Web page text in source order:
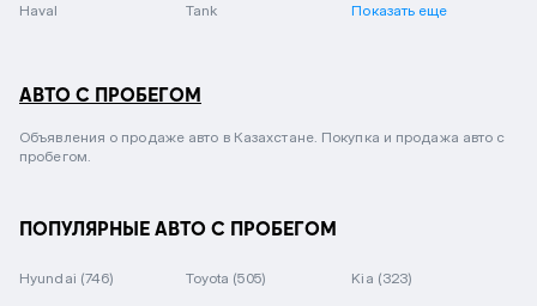
Haval Tank Показать еще
АВТО С ПРОБЕГОМ
Объявления о продаже авто в Казахстане. Покупка и продажа авто с
пробегом.
ПОПУЛЯРНЫЕ АВТО С ПРОБЕГОМ
Hyundai (746) Toyota (505) Kia (323)